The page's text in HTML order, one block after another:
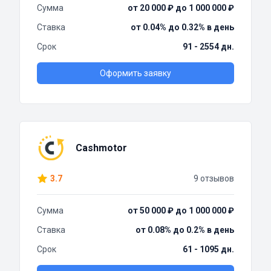
Сумма
от 20 000 ₽ до 1 000 000 ₽
Ставка
от 0.04% до 0.32% в день
Срок
91 - 2554 дн.
Оформить заявку
Cashmotor
3.7 9 отзывов
Сумма
от 50 000 ₽ до 1 000 000 ₽
Ставка
от 0.08% до 0.2% в день
Срок
61 - 1095 дн.